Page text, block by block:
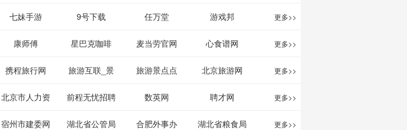
七妹手游 9号下载 任万堂 游戏邦 更多>>
康师傅 星巴克咖啡 麦当劳官网 心食谱网 更多>>
携程旅行网 旅游互联_景
点门票预订
旅游景点点
评-猫途鹰
Tripadvisor
北京旅游网 更多>>
北京市人力资
源和社会保障
前程无忧招聘
网
数英网 聘才网 更多>>
宿州市建委网 湖北省公管局 合肥外事办 湖北省粮食局 更多>>